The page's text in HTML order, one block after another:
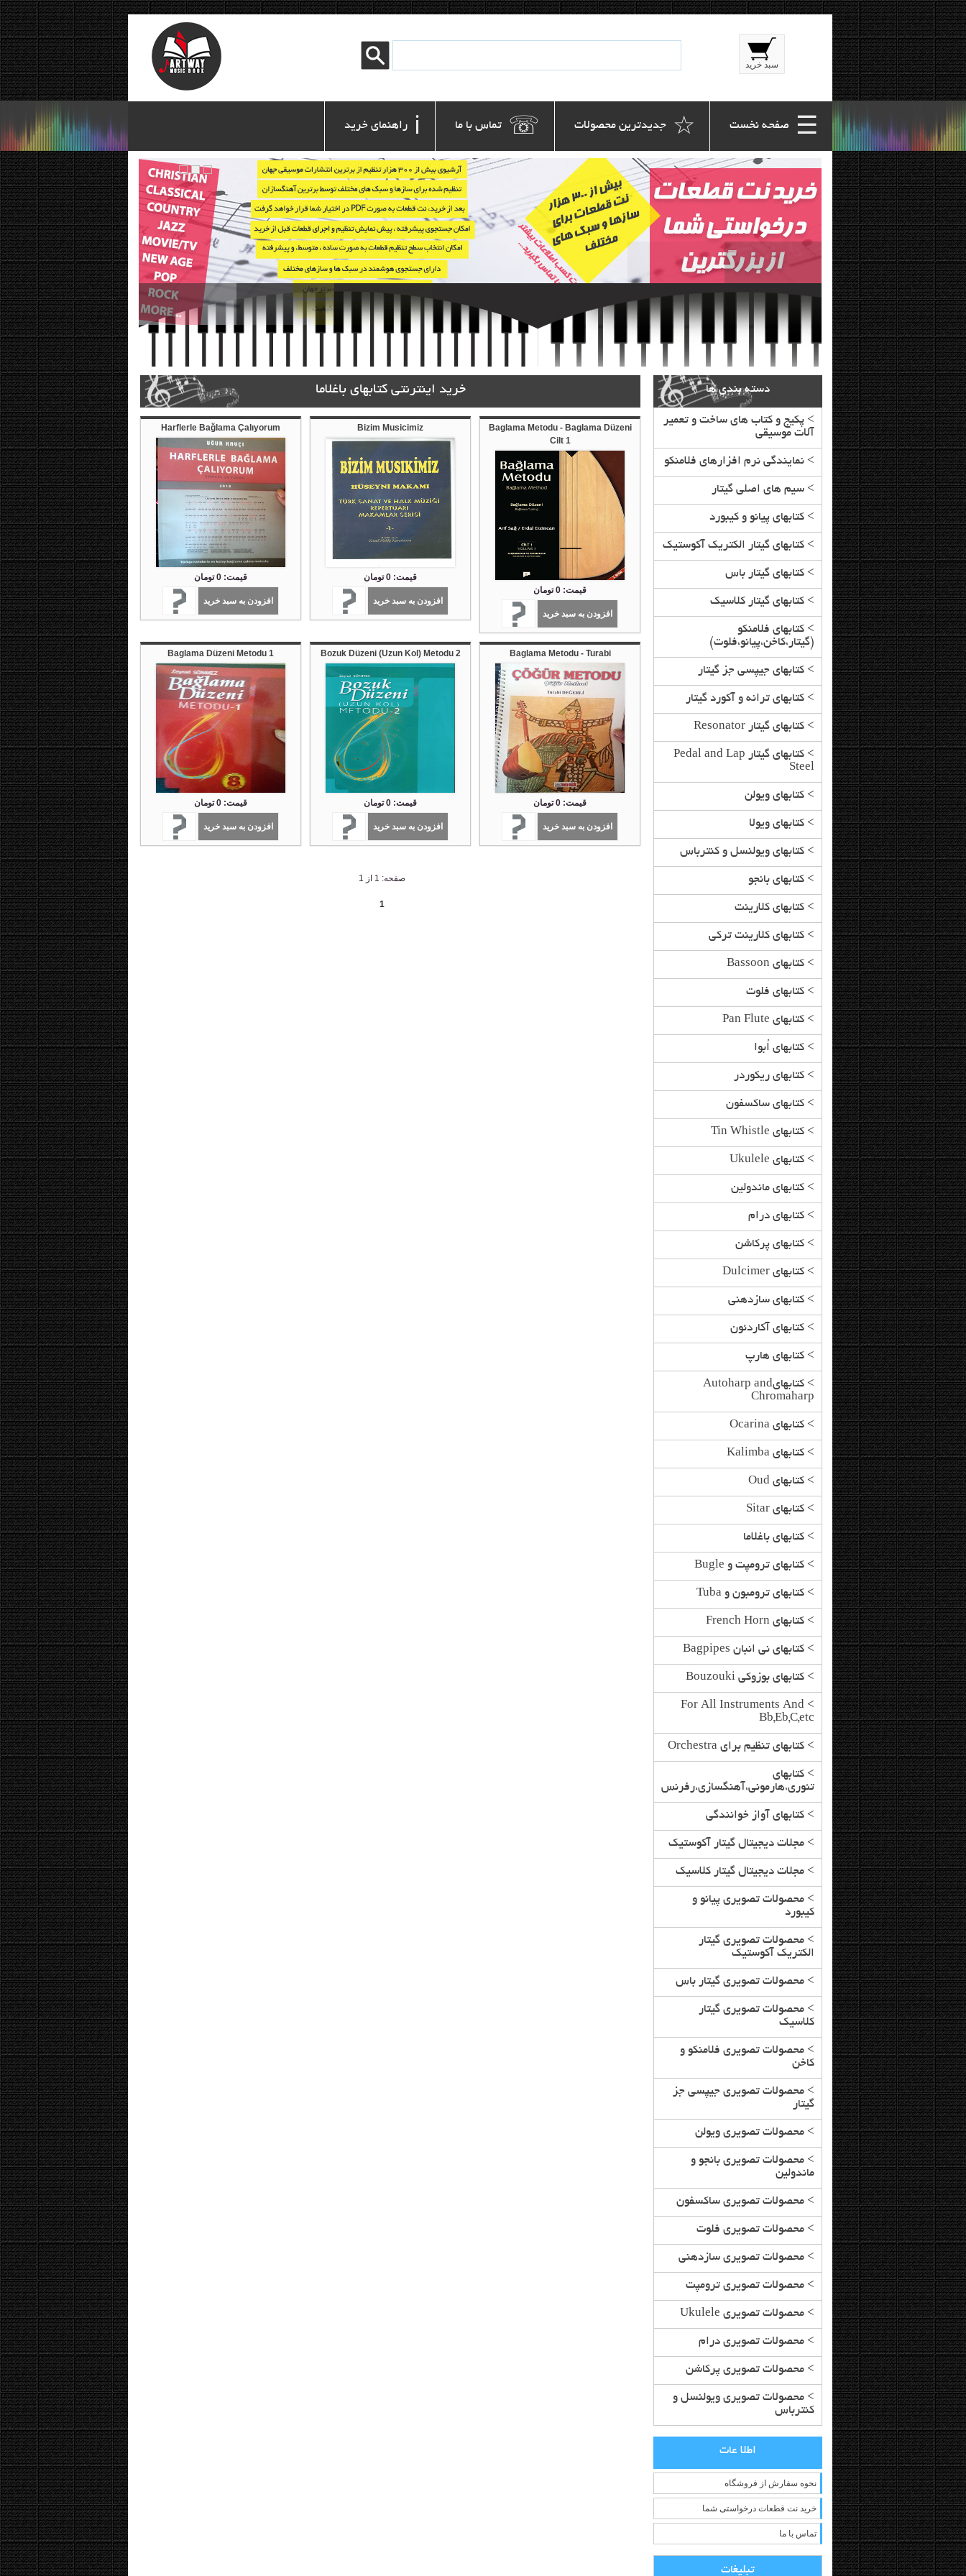
سبد خرید
☰ صفحه نخست ☆ جدیدترین محصولات ☏ تماس با ما ℹ راهنمای خرید
دسته بندی ها
>پکیج و کتاب های ساخت و تعمیر
آلات موسیقی
>نمایندگی نرم افزارهای فلامنکو
>سیم های اصلی گیتار
>کتابهای پیانو و کیبورد
>کتابهای گیتار الکتریک آکوستیک
>کتابهای گیتار باس
>کتابهای گیتار کلاسیک
>کتابهای فلامنکو
(گیتار،کاخن،پیانو،فلوت)
>کتابهای جیپسی جز گیتار
>کتابهای ترانه و آکورد گیتار
>کتابهای گیتار Resonator
>
کتابهای گیتار Pedal and Lap
Steel
>کتابهای ویولن
>کتابهای ویولا
>کتابهای ویولنسل و کنترباس
>کتابهای بانجو
>کتابهای کلارینت
>کتابهای کلارینت ترکی
>کتابهای Bassoon
>کتابهای فلوت
>کتابهای Pan Flute
>کتابهای اُبوا
>کتابهای ریکوردر
>کتابهای ساکسفون
>کتابهای Tin Whistle
>کتابهای Ukulele
>کتابهای ماندولین
>کتابهای درام
>کتابهای پرکاشن
>کتابهای Dulcimer
>کتابهای سازدهنی
>کتابهای آکاردئون
>کتابهای هارپ
>
کتابهایAutoharp and
Chromaharp
>کتابهای Ocarina
>کتابهای Kalimba
>کتابهای Oud
>کتابهای Sitar
>کتابهای باغلاما
>کتابهای ترومپت و Bugle
>کتابهای ترومبون و Tuba
>کتابهای French Horn
>کتابهای نی انبان Bagpipes
>کتابهای بوزوکی Bouzouki
>
For All Instruments And
Bb,Eb,C,etc
>کتابهای تنظیم برای Orchestra
>کتابهای
تئوری،هارمونی،آهنگسازی،رفرنس
>کتابهای آواز خوانندگی
>مجلات دیجیتال گیتار آکوستیک
>مجلات دیجیتال گیتار کلاسیک
>محصولات تصویری پیانو و
کیبورد
>محصولات تصویری گیتار
الکتریک آکوستیک
>محصولات تصویری گیتار باس
>محصولات تصویری گیتار
کلاسیک
>محصولات تصویری فلامنکو و
کاخن
>محصولات تصویری جیپسی جز
گیتار
>محصولات تصویری ویولن
>محصولات تصویری بانجو و
ماندولین
>محصولات تصویری ساکسفون
>محصولات تصویری فلوت
>محصولات تصویری سازدهنی
>محصولات تصویری ترومپت
>محصولات تصویری Ukulele
>محصولات تصویری درام
>محصولات تصویری پرکاشن
>محصولات تصویری ویولنسل و
کنترباس
اطلا عات
نحوه سفارش از فروشگاه
خرید نت قطعات درخواستی شما
تماس با ما
تبلیغات
خرید اینترنتی کتابهای باغلاما
Baglama Metodu - Baglama Düzeni
Cilt 1
قیمت: 0 تومان
افزودن به سبد خرید
Bizim Musicimiz
قیمت: 0 تومان
افزودن به سبد خرید
Harflerle Bağlama Çalıyorum
قیمت: 0 تومان
افزودن به سبد خرید
Baglama Metodu - Turabi
قیمت: 0 تومان
افزودن به سبد خرید
Bozuk Düzeni (Uzun Kol) Metodu 2
قیمت: 0 تومان
افزودن به سبد خرید
Baglama Düzeni Metodu 1
قیمت: 0 تومان
افزودن به سبد خرید
صفحه: 1 از 1
1